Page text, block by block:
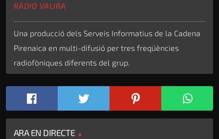
RÀDIO VALIRA
Una producció dels Serveis Informatius de la Cadena
Pirenaica en multi-difusió per tres freqüències
radiofòniques diferents del grup.
ARA EN DIRECTE